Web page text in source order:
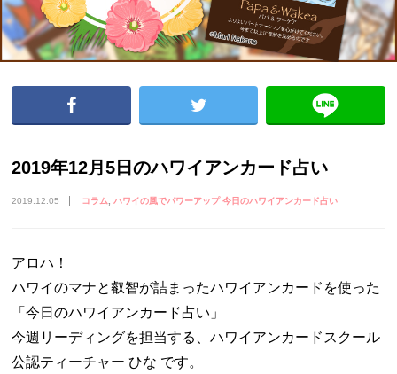
2019年12月5日のハワイアンカード占い
2019.12.05 コラム ハワイの風でパワーアップ 今日のハワイアンカード占い
アロハ！
ハワイのマナと叡智が詰まったハワイアンカードを使った
「今日のハワイアンカード占い」
今週リーディングを担当する、ハワイアンカードスクール
公認ティーチャー ひな です。